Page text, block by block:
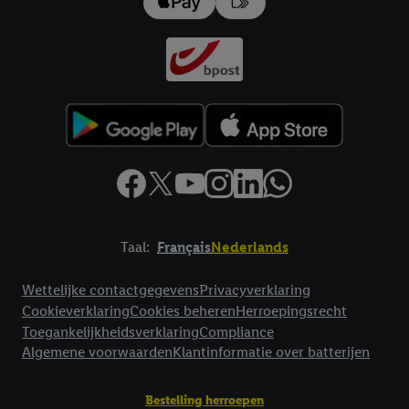
Taal: FrançaisNederlands
Wettelijke contactgegevensPrivacyverklaring
CookieverklaringCookies beherenHerroepingsrecht
ToegankelijkheidsverklaringCompliance
Algemene voorwaardenKlantinformatie over batterijen
Bestelling herroepen